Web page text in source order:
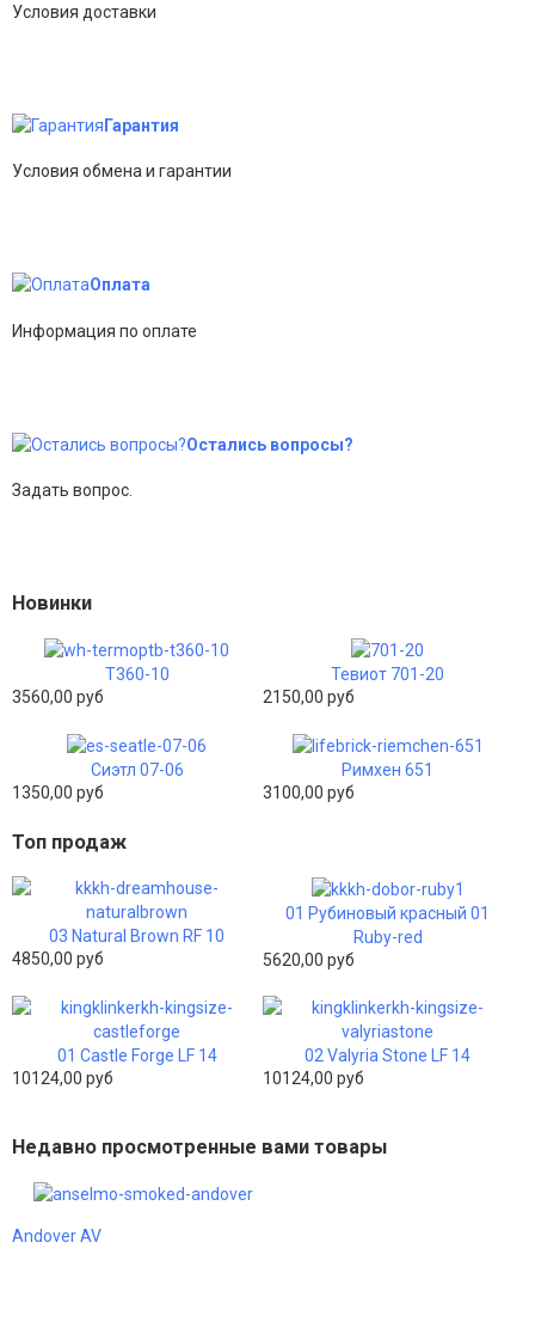
Условия доставки
Гарантия
Условия обмена и гарантии
Оплата
Информация по оплате
Остались вопросы?
Задать вопрос.
Новинки
Т360-10
3560,00 руб
Тевиот 701-20
2150,00 руб
Сиэтл 07-06
1350,00 руб
Римхен 651
3100,00 руб
Топ продаж
03 Natural Brown RF 10
4850,00 руб
01 Рубиновый красный 01
Ruby-red
5620,00 руб
01 Castle Forge LF 14
10124,00 руб
02 Valyria Stone LF 14
10124,00 руб
Недавно просмотренные вами товары
Andover AV